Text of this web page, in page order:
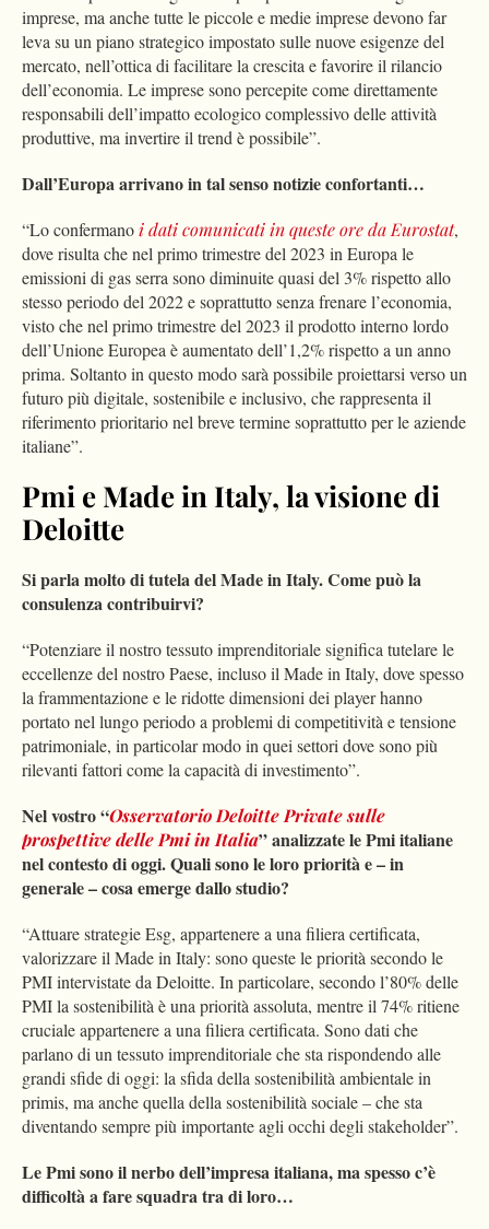
imprese, ma anche tutte le piccole e medie imprese devono far
leva su un piano strategico impostato sulle nuove esigenze del
mercato, nell’ottica di facilitare la crescita e favorire il rilancio
dell’economia. Le imprese sono percepite come direttamente
responsabili dell’impatto ecologico complessivo delle attività
produttive, ma invertire il trend è possibile”.
Dall’Europa arrivano in tal senso notizie confortanti…
“Lo confermanoi dati comunicati in queste ore da Eurostat,
dove risulta che nel primo trimestre del 2023 in Europa le
emissioni di gas serra sono diminuite quasi del 3% rispetto allo
stesso periodo del 2022 e soprattutto senza frenare l’economia,
visto che nel primo trimestre del 2023 il prodotto interno lordo
dell’Unione Europea è aumentato dell’1,2% rispetto a un anno
prima. Soltanto in questo modo sarà possibile proiettarsi verso un
futuro più digitale, sostenibile e inclusivo, che rappresenta il
riferimento prioritario nel breve termine soprattutto per le aziende
italiane”.
Pmi e Made in Italy, la visione di
Deloitte
Si parla molto di tutela del Made in Italy. Come può la
consulenza contribuirvi?
“Potenziare il nostro tessuto imprenditoriale significa tutelare le
eccellenze del nostro Paese, incluso il Made in Italy, dove spesso
la frammentazione e le ridotte dimensioni dei player hanno
portato nel lungo periodo a problemi di competitività e tensione
patrimoniale, in particolar modo in quei settori dove sono più
rilevanti fattori come la capacità di investimento”.
Nel vostro “Osservatorio Deloitte Private sulle
prospettive delle Pmi in Italia” analizzate le Pmi italiane
nel contesto di oggi. Quali sono le loro priorità e – in
generale – cosa emerge dallo studio?
“Attuare strategie Esg, appartenere a una filiera certificata,
valorizzare ilMade in Italy: sono queste le priorità secondo le
PMI intervistate da Deloitte. In particolare, secondo l’80% delle
PMI la sostenibilità è una priorità assoluta, mentre il 74% ritiene
cruciale appartenere a una filiera certificata. Sono dati che
parlano di un tessuto imprenditoriale che sta rispondendo alle
grandi sfide di oggi: la sfida della sostenibilità ambientale in
primis, ma anche quella della sostenibilità sociale – che sta
diventando sempre più importante agli occhi degli stakeholder”.
Le Pmi sono il nerbo dell’impresa italiana, ma spesso c’è
difficoltà a fare squadra tra di loro…